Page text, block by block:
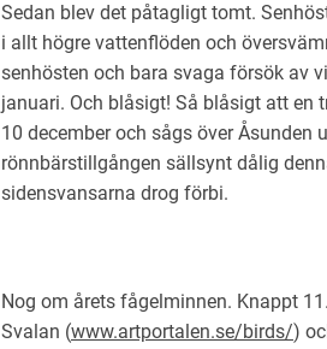
Sedan blev det påtagligt tomt.
i allt högre vattenflöden och
senhösten och bara svaga försök av
januari. Och blåsigt! Så blåsigt att en
10 december och sågs över Åsunden
rönnbärstillgången sällsynt dålig
sidensvansarna drog förbi.
Nog om årets fågelminnen. Knappt
Svalan (www.artportalen.se/birds/)